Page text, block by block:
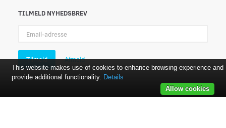
TILMELD NYHEDSBREV
adresse
Tilmeld Afmeld
This website makes use of cookies to enhance browsing experience and
provide additional functionality. Details
Allow cookies